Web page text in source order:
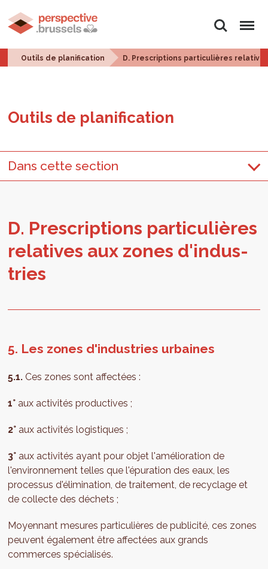
Rechercher
Menu
Outils de planification D. Prescriptions particulières
Outils de pla­ni­fi­ca­tion
Dans cette section
D. Pres­crip­tions par­ti­cu­lières
rela­tives aux zones d'in­dus­
tries
5. Les zones d'industries urbaines
5.1.Ces zones sont affectées :
1° aux activités productives ;
2° aux activités logistiques ;
3° aux activités ayant pour objet l'amélioration de
l'environnement telles que l'épuration des eaux, les
processus d'élimination, de traitement, de recyclage et
de collecte des déchets ;
Moyennant mesures particulières de publicité, ces zones
peuvent également être affectées aux grands
commerces spécialisés.